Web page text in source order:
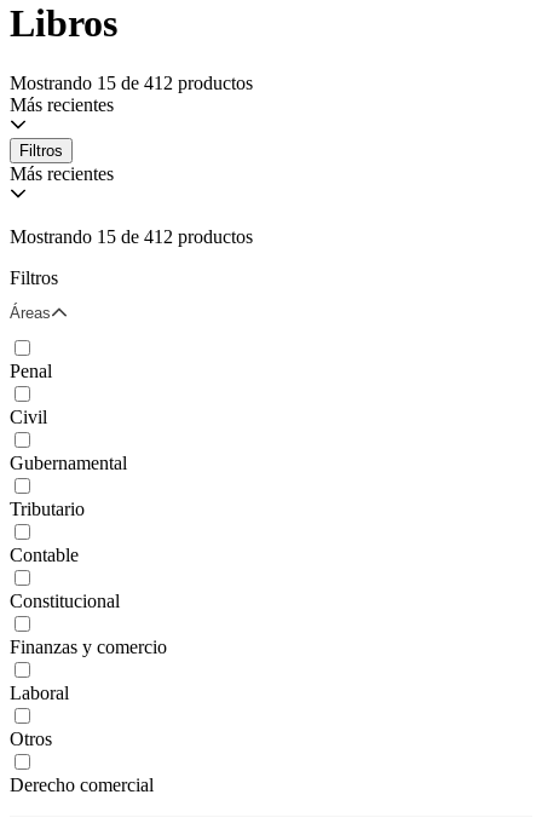
Libros
Mostrando 15 de 412 productos
Más recientes
Filtros
Más recientes
Mostrando 15 de 412 productos
Filtros
Áreas
Penal
Civil
Gubernamental
Tributario
Contable
Constitucional
Finanzas y comercio
Laboral
Otros
Derecho comercial